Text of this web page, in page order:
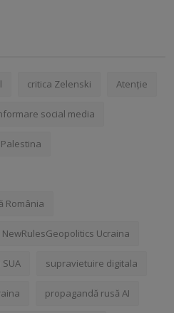
critica Zelenski Atenție
social media
România
NewRulesGeopolitics Ucraina
supravietuire digitala
propagandă rusă AI